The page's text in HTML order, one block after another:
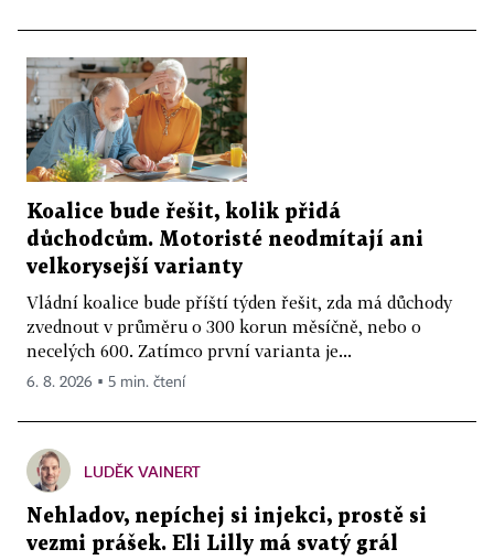
Koalice bude řešit, kolik přidá
důchodcům. Motoristé neodmítají ani
velkorysejší varianty
Vládní koalice bude příští týden řešit, zda má důchody
zvednout v průměru o 300 korun měsíčně, nebo o
necelých 600. Zatímco první varianta je...
6. 8. 2026 ▪ 5 min. čtení
LUDĚK VAINERT
Nehladov, nepíchej si injekci, prostě si
vezmi prášek. Eli Lilly má svatý grál